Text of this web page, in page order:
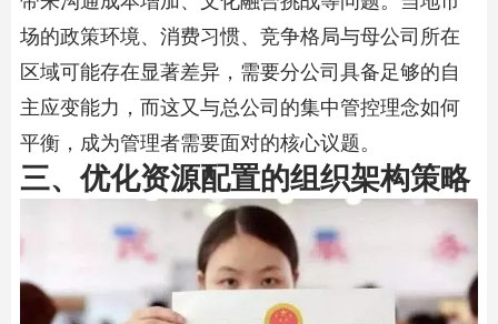
场的政策环境、消费习惯、竞争格局与母公司所在
区域可能存在显著差异，需要分公司具备足够的自
主应变能力，而这又与总公司的集中管控理念如何
平衡，成为管理者需要面对的核心议题。
三、优化资源配置的组织架构策略